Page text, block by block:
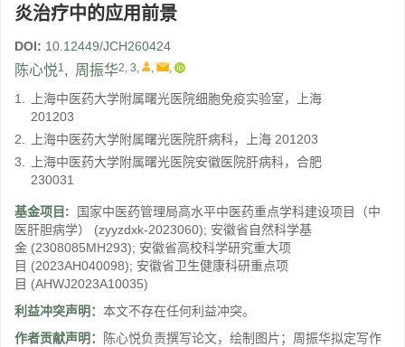
炎治疗中的应用前景
DOI: 10.12449/JCH260424
陈心悦1, 周振华2, 3, , ,
1.
上海中医药大学附属曙光医院细胞免疫实验室，上海
201203
2.
上海中医药大学附属曙光医院肝病科，上海 201203
3.
上海中医药大学附属曙光医院安徽医院肝病科，合肥
230031
基金项目:
国家中医药管理局高水平中医药重点学科建设项目（中
医肝胆病学）
(zyyzdxk-2023060); 安徽省自然科学基
金 (2308085MH293); 安徽省高校科学研究重大项
目 (2023AH040098); 安徽省卫生健康科研重点项
目 (AHWJ2023A10035)
利益冲突声明： 本文不存在任何利益冲突。
作者贡献声明：
陈心悦负责撰写论文，绘制图片；周振华拟定写作